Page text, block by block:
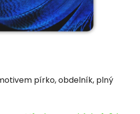
pírko, obdelník, plný